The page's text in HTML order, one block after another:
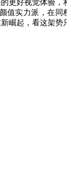
更好视觉体验，
值实力派，在同
崛起，看这架势